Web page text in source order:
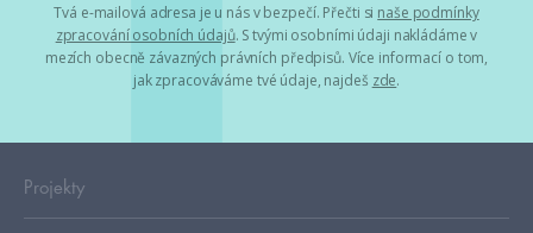
Tvá e-mailová adresa je u nás v bezpečí. Přečti si naše podmínky
zpracování osobních údajů. S tvými osobními údaji nakládáme v
mezích obecně závazných právních předpisů. Více informací o tom,
jak zpracováváme tvé údaje, najdeš zde.
Projekty